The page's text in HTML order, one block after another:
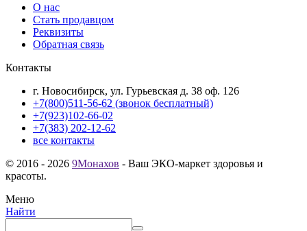
О нас
Стать продавцом
Реквизиты
Обратная связь
Контакты
г. Новосибирск, ул. Гурьевская д. 38 оф. 126
+7(800)511-56-62 (звонок бесплатный)
+7(923)102-66-02
+7(383) 202-12-62
все контакты
© 2016 - 2026 9Монахов - Ваш ЭКО-маркет здоровья и
красоты.
Меню
Найти